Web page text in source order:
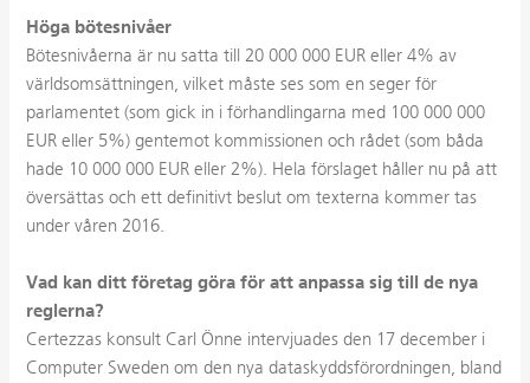
Höga bötesnivåer
Bötesnivåerna är nu satta till 20 000 000 EUR eller 4% av
världsomsättningen, vilket måste ses som en seger för
parlamentet (som gick in i förhandlingarna med 100 000 000
EUR eller 5%) gentemot kommissionen och rådet (som båda
hade 10 000 000 EUR eller 2%). Hela förslaget håller nu på att
översättas och ett definitivt beslut om texterna kommer tas
under våren 2016.
Vad kan ditt företag göra för att anpassa sig till de nya
reglerna?
Certezzas konsult Carl Önne intervjuades den 17 december i
Computer Sweden om den nya dataskyddsförordningen, bland